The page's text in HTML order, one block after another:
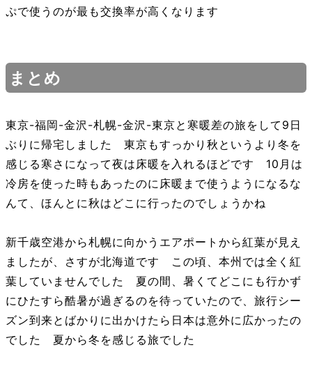
ぷで使うのが最も交換率が高くなります
まとめ
東京-福岡-金沢-札幌-金沢-東京と寒暖差の旅をして9日
ぶりに帰宅しました 東京もすっかり秋というより冬を
感じる寒さになって夜は床暖を入れるほどです 10月は
冷房を使った時もあったのに床暖まで使うようになるな
んて、ほんとに秋はどこに行ったのでしょうかね
新千歳空港から札幌に向かうエアポートから紅葉が見え
ましたが、さすが北海道です この頃、本州では全く紅
葉していませんでした 夏の間、暑くてどこにも行かず
にひたすら酷暑が過ぎるのを待っていたので、旅行シー
ズン到来とばかりに出かけたら日本は意外に広かったの
でした 夏から冬を感じる旅でした